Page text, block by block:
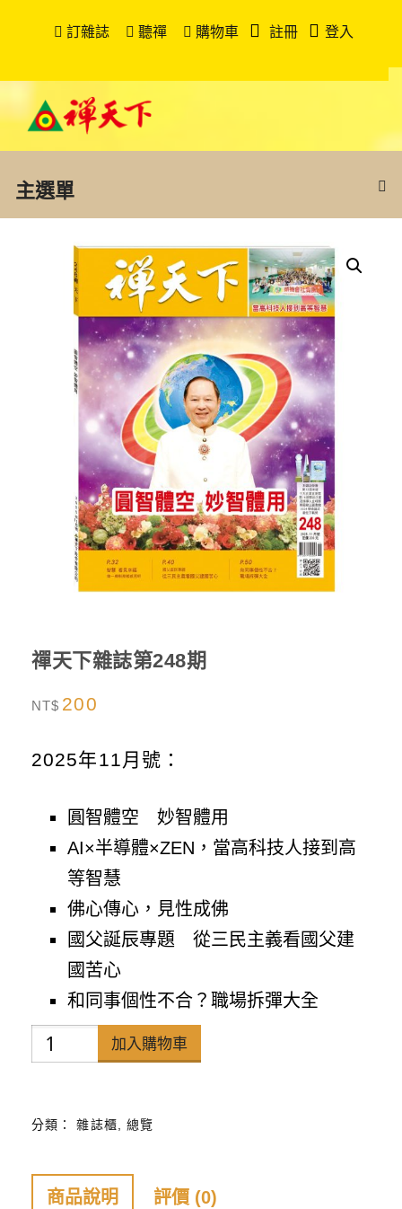
訂雜誌 聽禪 購物車 註冊 登入
主選單
禪天下雜誌第248期
NT$ 200
2025年11月號：
圓智體空 妙智體用
AI×半導體×ZEN，當高科技人接到高
等智慧
佛心傳心，見性成佛
國父誕辰專題 從三民主義看國父建
國苦心
和同事個性不合？職場拆彈大全
禪
天
雜
第
加入購物車
分類：雜誌櫃 總覽
商品說明 評價 (0)